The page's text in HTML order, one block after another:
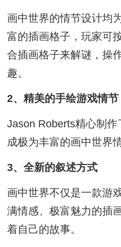
画中世界的情节设计均
富的插画格子，玩家可
合插画格子来解谜，操
趣。
2、精美的手绘游戏情节
Jason Roberts精心制
成极为丰富的画中世界情
3、全新的叙述方式
画中世界不仅是一款游
满情感、极富魅力的插
着自己的故事。